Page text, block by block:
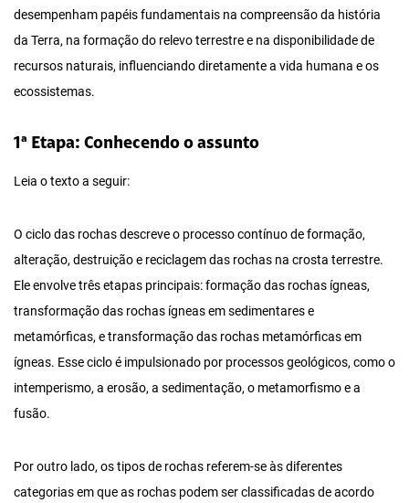
desempenham papéis fundamentais na compreensão da história
da Terra, na formação do relevo terrestre e na disponibilidade de
recursos naturais, influenciando diretamente a vida humana e os
ecossistemas.
1ª Etapa: Conhecendo o assunto
Leia o texto a seguir:
O ciclo das rochas descreve o processo contínuo de formação,
alteração, destruição e reciclagem das rochas na crosta terrestre.
Ele envolve três etapas principais: formação das rochas ígneas,
transformação das rochas ígneas em sedimentares e
metamórficas, e transformação das rochas metamórficas em
ígneas. Esse ciclo é impulsionado por processos geológicos, como o
intemperismo, a erosão, a sedimentação, o metamorfismo e a
fusão.
Por outro lado, os tipos de rochas referem-se às diferentes
categorias em que as rochas podem ser classificadas de acordo